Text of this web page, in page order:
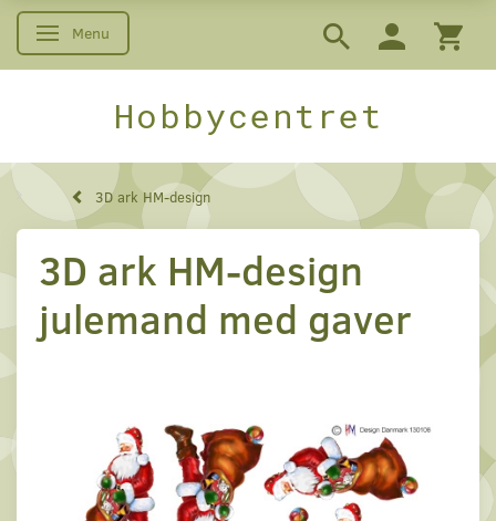
Skifte navigation
Menu
Hobbycentret
3D ark HM-design
3D ark HM-design
julemand med gaver